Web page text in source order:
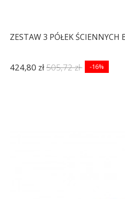
ZESTAW 3 PÓŁEK ŚCIENNYCH
424,80 zł505,72 zł -16%